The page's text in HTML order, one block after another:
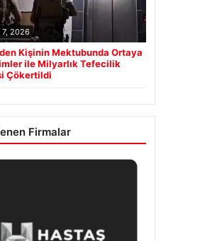
2026
Kişinin Mektubunda Ortaya
ile Milyarlık Tefecilik
Çökertildi
Firmalar